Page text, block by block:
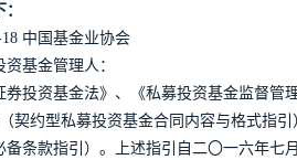
18 中国基金业协会
基金管理人：
券投资基金法》、《私募投资基金监督管
契约型私募投资基金合同内容与格式指
备条款指引）。上述指引自二〇一六年七